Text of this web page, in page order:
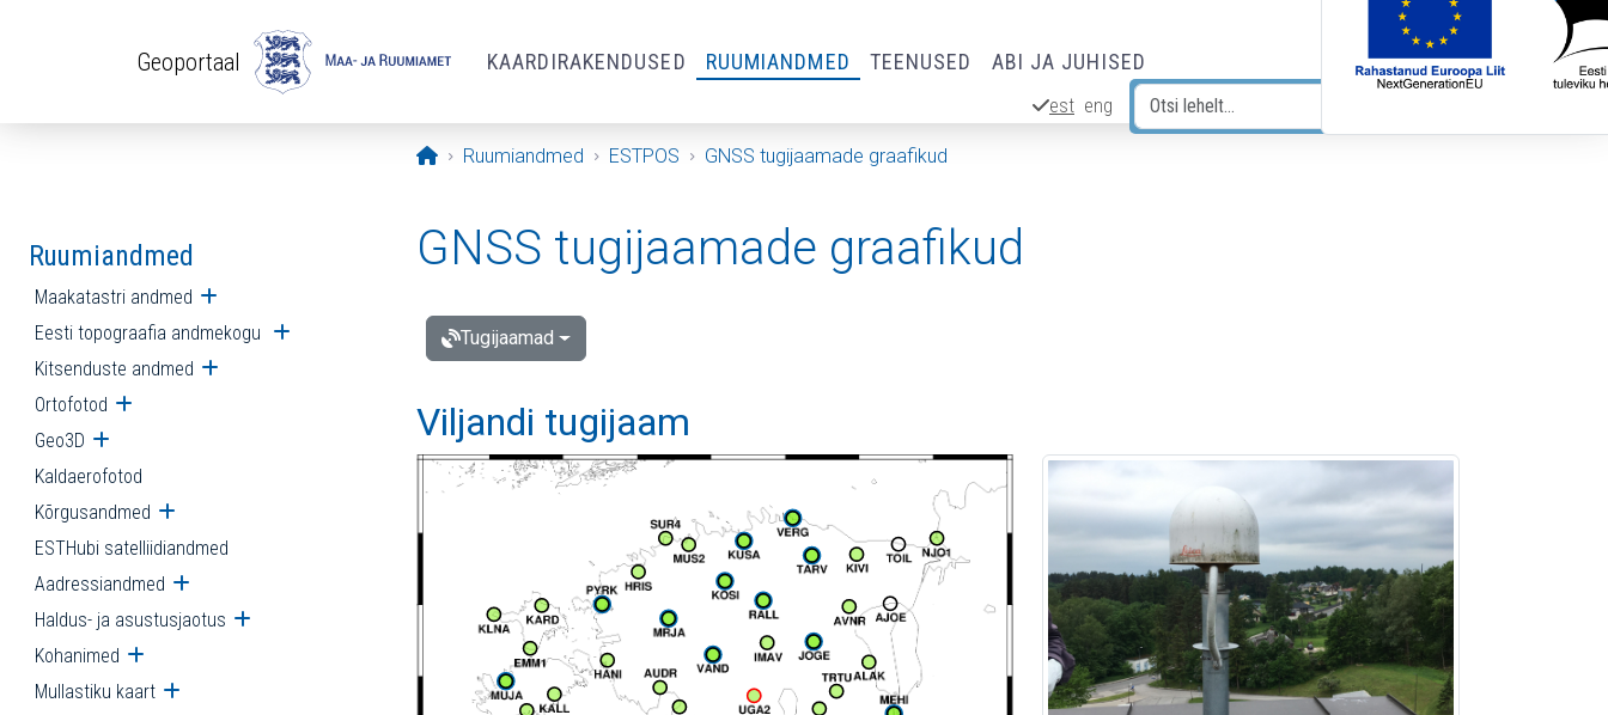
Geoportaal KAARDIRAKENDUSED RUUMIANDMED TEENUSED ABI JA JUHISED
est eng
Avaleht
Ruumiandmed ESTPOS GNSS tugijaamade graafikud
Ruumiandmed
Maakatastri andmed Ava alammenüü
Eesti topograafia andmekogu Ava alammenüü
Kitsenduste andmed Ava alammenüü
Ortofotod Ava alammenüü
Geo3D Ava alammenüü
Kaldaerofotod
Kõrgusandmed Ava alammenüü
ESTHubi satelliidiandmed
Aadressiandmed Ava alammenüü
Haldus- ja asustusjaotus Ava alammenüü
Kohanimed Ava alammenüü
Mullastiku kaart Ava alammenüü
GNSS tugijaamade graafikud
Tugijaamad
Viljandi tugijaam